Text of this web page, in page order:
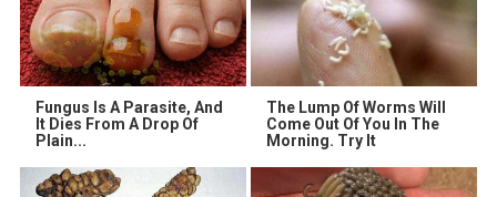
Fungus Is A Parasite, And
It Dies From A Drop Of
Plain...
The Lump Of Worms Will
Come Out Of You In The
Morning. Try It